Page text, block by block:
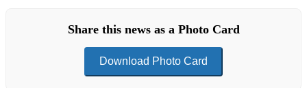
Share this news as a Photo Card
Download Photo Card